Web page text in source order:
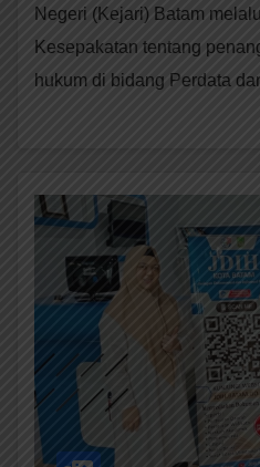
Negeri (Kejari) Batam
Kesepakatan tentang
hukum di bidang Perdata